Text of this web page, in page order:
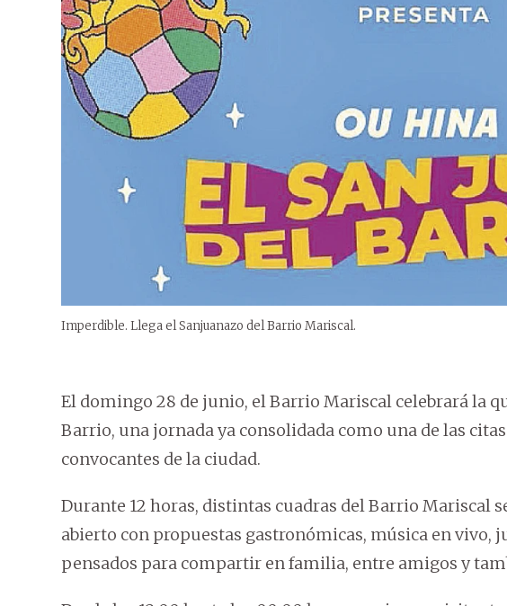
Imperdible. Llega el Sanjuanazo del Barrio Mariscal.
El domingo 28 de junio, el Barrio Mariscal celebrará la
Barrio, una jornada ya consolidada como una de las
convocantes de la ciudad.
Durante 12 horas, distintas cuadras del Barrio Mariscal
abierto con propuestas gastronómicas, música en vivo,
pensados para compartir en familia, entre amigos y